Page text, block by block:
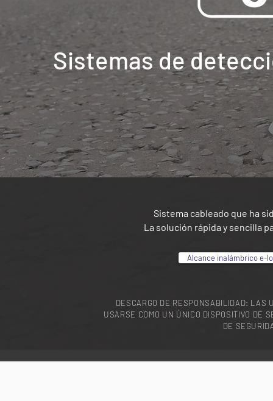
Sistemas de
Sistema cableado que ha
La solución rápida y sencilla
Alcance inalámbrico e-
DESCARGO DE RESPONSABILIDAD: LAS
USARSE COMO UN ÚNICO DISPOSITIVO DE
DE